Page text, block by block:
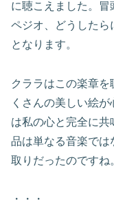
に聴こえました。
ペジオ、どうしたら
となります。
クララはこの楽章
くさんの美しい絵
は私の心と完全に
品は単なる音楽では
取りだったのですね
・・・